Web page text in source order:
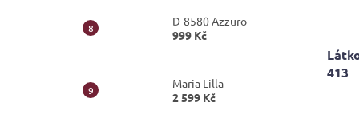
D-8580 Azzuro
999 Kč
Maria Lilla
2 599 Kč
413